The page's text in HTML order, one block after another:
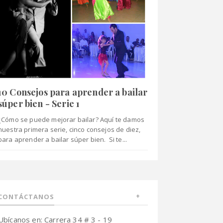
Consejos para aprender a bailar
bien - Serie 1
se puede mejorar bailar? Aquí te damos
primera serie, cinco consejos de diez,
aprender a bailar súper bien. Si te...
en: Carrera 34 # 3 - 19